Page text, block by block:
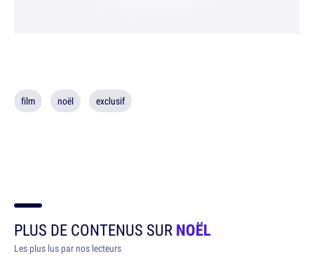
film noël exclusif
PLUS DE CONTENUS SURNOËL
Les plus lus par nos lecteurs